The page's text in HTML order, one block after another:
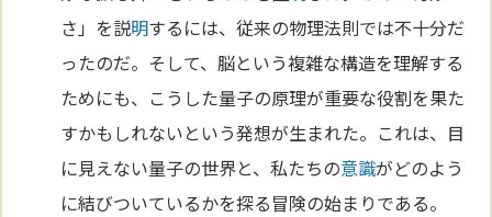
さ」を説明するには、従来の物理法則では不十分だ
ったのだ。そして、脳という複雑な構造を理解する
ためにも、こうした量子の原理が重要な役割を果た
すかもしれないという発想が生まれた。これは、目
に見えない量子の世界と、私たちの意識がどのよう
に結びついているかを探る冒険の始まりである。